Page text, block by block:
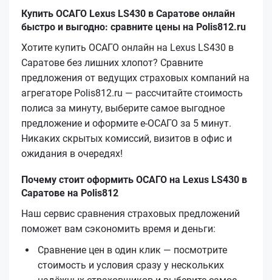
Купить ОСАГО Lexus LS430 в Саратове онлайн
быстро и выгодно: сравните цены на Polis812.ru
Хотите купить ОСАГО онлайн на Lexus LS430 в
Саратове без лишних хлопот? Сравните
предложения от ведущих страховых компаний на
агрегаторе Polis812.ru — рассчитайте стоимость
полиса за минуту, выберите самое выгодное
предложение и оформите е‑ОСАГО за 5 минут.
Никаких скрытых комиссий, визитов в офис и
ожидания в очередях!
Почему стоит оформить ОСАГО на Lexus LS430 в
Саратове на Polis812
Наш сервис сравнения страховых предложений
поможет вам сэкономить время и деньги:
Сравнение цен в один клик — посмотрите
стоимость и условия сразу у нескольких